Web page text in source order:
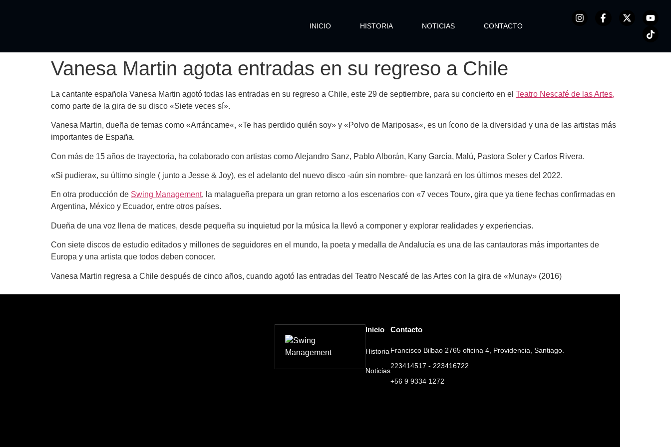
INICIO HISTORIA NOTICIAS CONTACTO
Vanesa Martin agota entradas en su regreso a Chile
La cantante española Vanesa Martin agotó todas las entradas en su regreso a Chile, este 29 de septiembre, para su concierto en el Teatro Nescafé de las Artes,
como parte de la gira de su disco «Siete veces sí».
Vanesa Martin, dueña de temas como «Arráncame«, «Te has perdido quién soy» y «Polvo de Mariposas«, es un ícono de la diversidad y una de las artistas más
importantes de España.
Con más de 15 años de trayectoria, ha colaborado con artistas como Alejandro Sanz, Pablo Alborán, Kany García, Malú, Pastora Soler y Carlos Rivera.
«Si pudiera«, su último single ( junto a Jesse & Joy), es el adelanto del nuevo disco -aún sin nombre- que lanzará en los últimos meses del 2022.
En otra producción de Swing Management, la malagueña prepara un gran retorno a los escenarios con «7 veces Tour», gira que ya tiene fechas confirmadas en
Argentina, México y Ecuador, entre otros países.
Dueña de una voz llena de matices, desde pequeña su inquietud por la música la llevó a componer y explorar realidades y experiencias.
Con siete discos de estudio editados y millones de seguidores en el mundo, la poeta y medalla de Andalucía es una de las cantautoras más importantes de
Europa y una artista que todos deben conocer.
Vanesa Martin regresa a Chile después de cinco años, cuando agotó las entradas del Teatro Nescafé de las Artes con la gira de «Munay» (2016)
Inicio
Historia
Noticias
Contacto
Francisco Bilbao 2765 oficina 4, Providencia, Santiago.
223414517 - 223416722
+56 9 9334 1272